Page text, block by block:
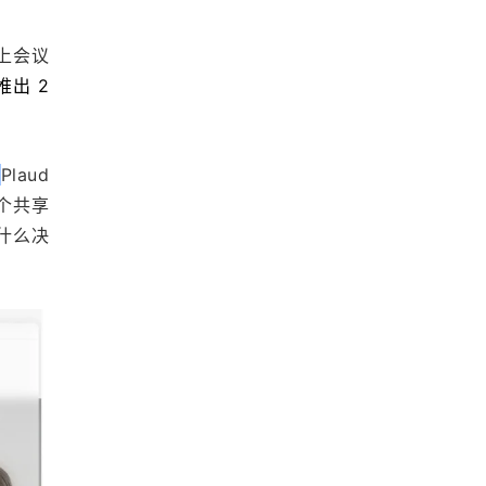
会议
出 2
Plaud
共享
么决